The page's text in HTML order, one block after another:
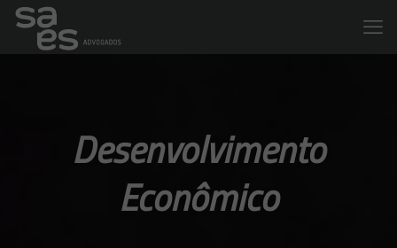
Desenvolvimento
Econômico